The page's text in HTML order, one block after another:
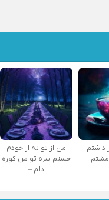
داشتم
مشتم –
من از تو نه از خودم
خستم سره تو من کوره
دلم –